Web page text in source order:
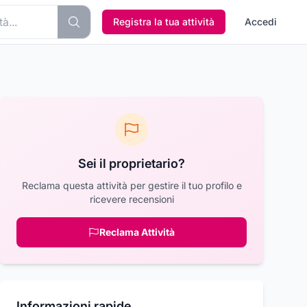
Registra la tua attività Accedi
Sei il proprietario?
Reclama questa attività per gestire il tuo profilo e
ricevere recensioni
Reclama Attività